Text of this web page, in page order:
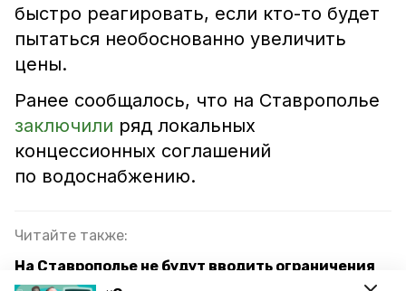
быстро реагировать, если кто-то будет
пытаться необоснованно увеличить
цены.
Ранее сообщалось, что на Ставрополье
заключили ряд локальных
концессионных соглашений
по водоснабжению.
Читайте также:
На Ставрополье не будут вводить ограничения
на продажу бензина — губернатор